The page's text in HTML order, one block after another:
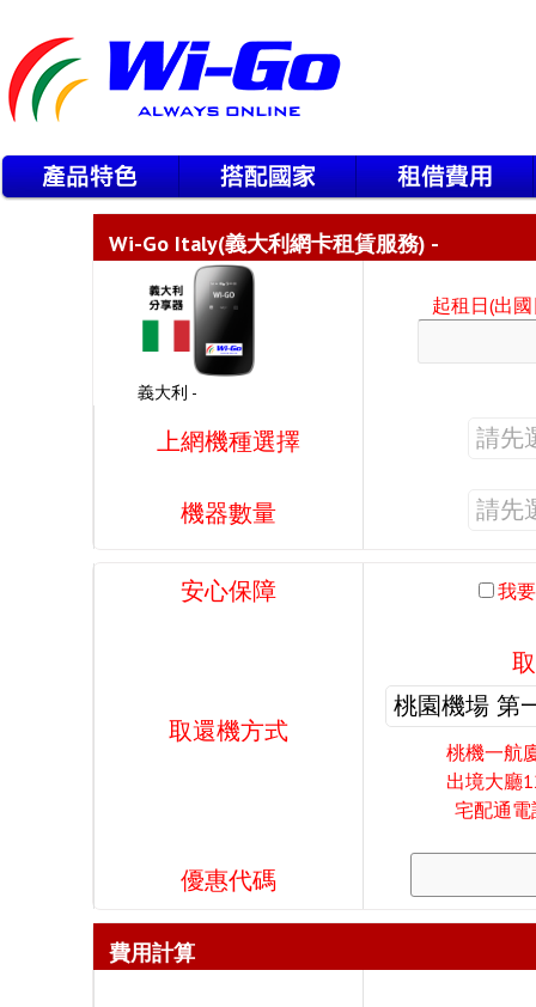
Wi-Go Italy(義大利網卡租賃服務) -
義大利 -
起租日(出
上網機種選擇
機器數量
安心保障 我
取還機方式
桃機一航
出境大廳
宅配通
優惠代碼
費用計算